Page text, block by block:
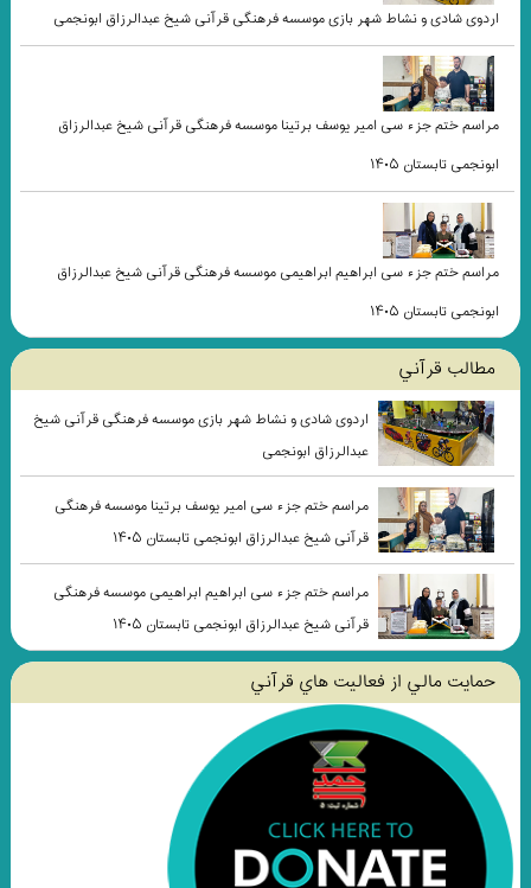
اردوی شادی و نشاط شهر بازی موسسه فرهنگی قرآنی شیخ عبدالرزاق ابونجمی
مراسم ختم جزء سی امیر یوسف برتینا موسسه فرهنگی قرآنی شیخ عبدالرزاق
ابونجمی تابستان ۱۴۰۵
مراسم ختم جزء سی ابراهیم ابراهیمی موسسه فرهنگی قرآنی شیخ عبدالرزاق
ابونجمی تابستان ۱۴۰۵
مطالب قرآني
اردوی شادی و نشاط شهر بازی موسسه فرهنگی قرآنی شیخ
عبدالرزاق ابونجمی
مراسم ختم جزء سی امیر یوسف برتینا موسسه فرهنگی
قرآنی شیخ عبدالرزاق ابونجمی تابستان ۱۴۰۵
مراسم ختم جزء سی ابراهیم ابراهیمی موسسه فرهنگی
قرآنی شیخ عبدالرزاق ابونجمی تابستان ۱۴۰۵
حمايت مالي از فعاليت هاي قرآني